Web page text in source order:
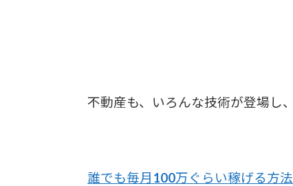
不動産も、いろんな技術が登場し、
誰でも毎月100万ぐらい稼げる方法